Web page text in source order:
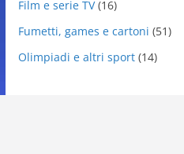
Film e serie TV(16)
Fumetti, games e cartoni (51)
Olimpiadi e altri sport(14)